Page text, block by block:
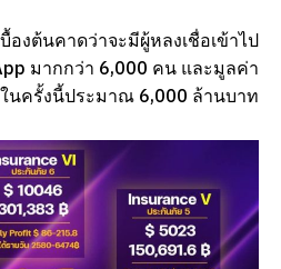
องต้นคาดว่าจะมีผู้หลงเชื่อเข้าไป
มากกว่า 6,000 คน และมูลค่า
นครั้งนี้ประมาณ 6,000 ล้านบาท